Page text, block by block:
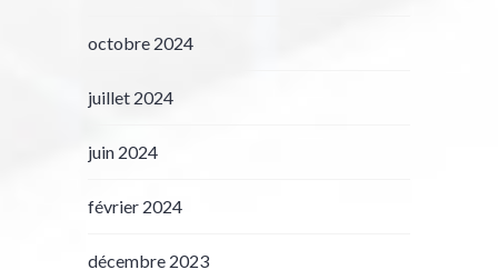
octobre 2024
juillet 2024
juin 2024
février 2024
décembre 2023